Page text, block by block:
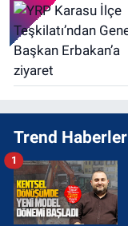
Trend Haberler
1